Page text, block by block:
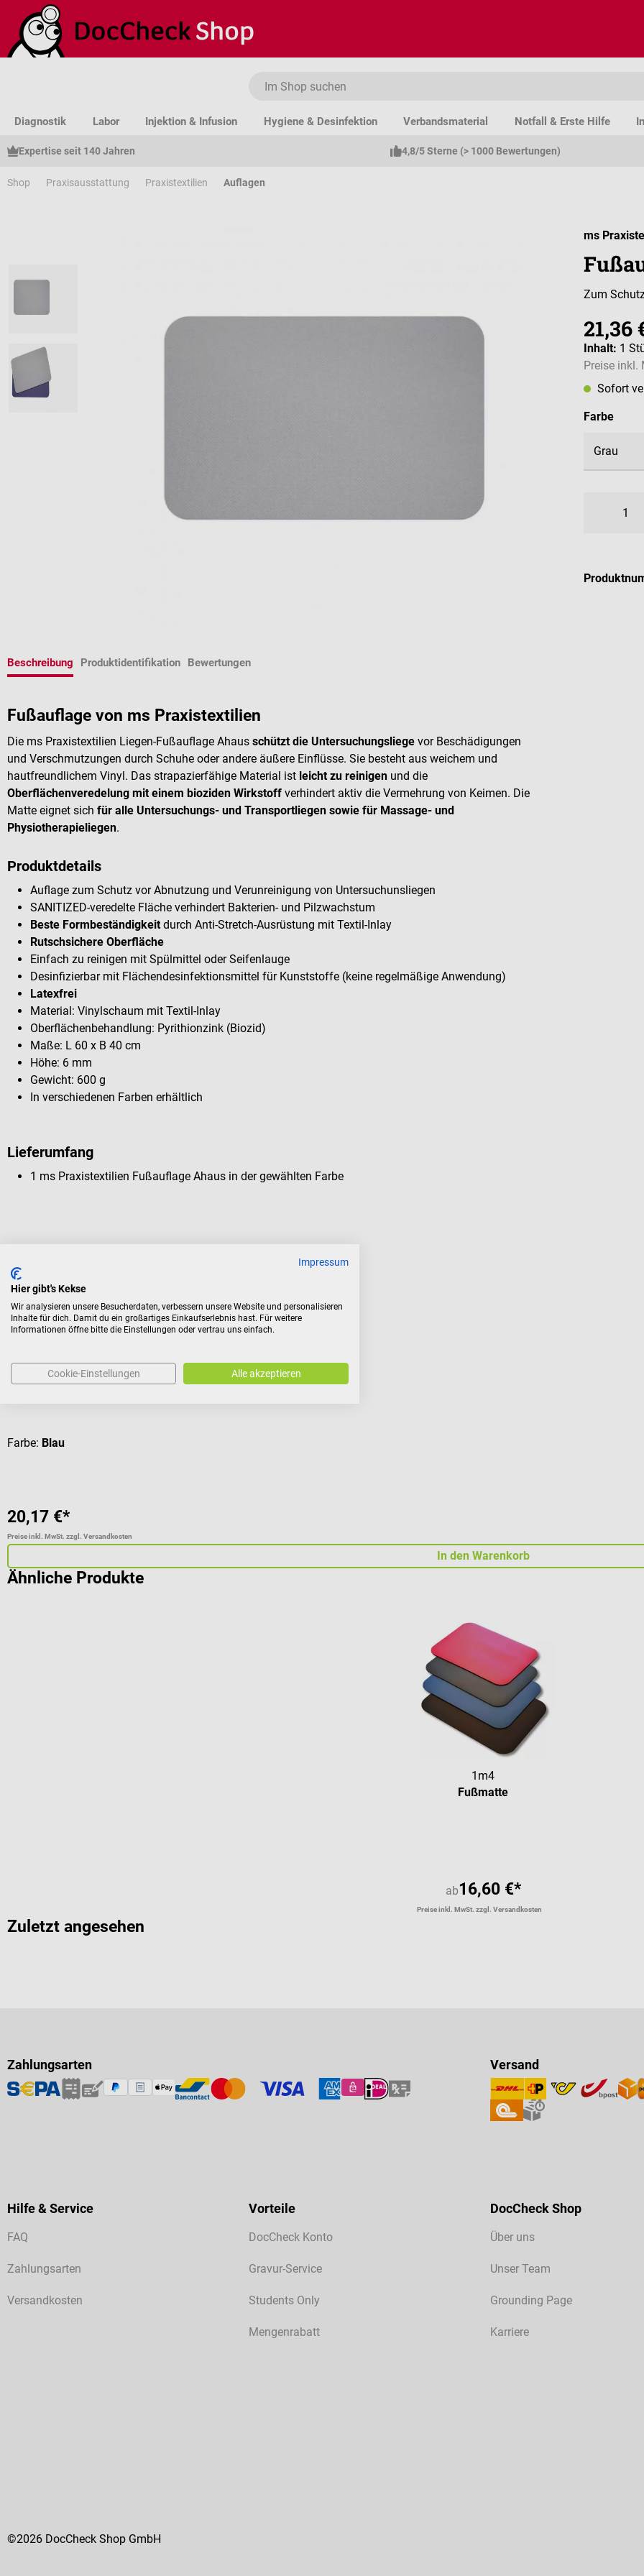
Hauptinhalt springen
Zur Suche springen
Zur Hauptnavigation springen
Diagnostik Labor Injektion & Infusion Hygiene & Desinfektion Verbandsmaterial Notfall & Erste Hilfe
Expertise seit 140 Jahren 4,8/5 Sterne (> 1000 Bewertungen)
Shop Praxisausstattung Praxistextilien Auflagen
ms
Zum
21,36
Inhalt: 1
Preise inkl.
Sofort
Farbe
Beschreibung Produktidentifikation Bewertungen
Fußauflage von ms Praxistextilien
Die ms Praxistextilien Liegen-Fußauflage Ahaus schützt die Untersuchungsliege vor Beschädigungen
und Verschmutzungen durch Schuhe oder andere äußere Einflüsse. Sie besteht aus weichem und
hautfreundlichem Vinyl. Das strapazierfähige Material ist leicht zu reinigen und die
Oberflächenveredelung mit einem bioziden Wirkstoff verhindert aktiv die Vermehrung von Keimen. Die
Matte eignet sich für alle Untersuchungs- und Transportliegen sowie für Massage- und
Physiotherapieliegen.
Produktdetails
Auflage zum Schutz vor Abnutzung und Verunreinigung von Untersuchunsliegen
SANITIZED-veredelte Fläche verhindert Bakterien- und Pilzwachstum
Beste Formbeständigkeit durch Anti-Stretch-Ausrüstung mit Textil-Inlay
Rutschsichere Oberfläche
Einfach zu reinigen mit Spülmittel oder Seifenlauge
Desinfizierbar mit Flächendesinfektionsmittel für Kunststoffe (keine regelmäßige Anwendung)
Latexfrei
Material: Vinylschaum mit Textil-Inlay
Oberflächenbehandlung: Pyrithionzink (Biozid)
Maße: L 60 x B 40 cm
Höhe: 6 mm
Gewicht: 600 g
In verschiedenen Farben erhältlich
Lieferumfang
1 ms Praxistextilien Fußauflage Ahaus in der gewählten Farbe
ms Praxistextilien
Fußauflage
Zum Schutz der Liege
Farbe: Blau
20,17 €*
Preise inkl. MwSt. zzgl. Versandkosten
In den Warenkorb
Ähnliche Produkte
1m4
Fußmatte
ab16,60 €*
Preise inkl. MwSt. zzgl. Versandkosten
Zuletzt angesehen
Zahlungsarten Versand
Hilfe & Service
FAQ
Zahlungsarten
Versandkosten
Vorteile
DocCheck Konto
Gravur-Service
Students Only
Mengenrabatt
DocCheck Shop
Über uns
Unser Team
Grounding Page
Karriere
©2026 DocCheck Shop GmbH
Impressum
Hier gibt's Kekse
Wir analysieren unsere Besucherdaten, verbessern unsere Website und personalisieren
Inhalte für dich. Damit du ein großartiges Einkaufserlebnis hast. Für weitere
Informationen öffne bitte die Einstellungen oder vertrau uns einfach.
Cookie-Einstellungen Alle akzeptieren